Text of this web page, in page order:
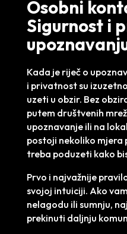
Osobni
Sigurnost i
Kada je riječ o
i privatnost su
uzeti u obzir. Bez
putem društvenih
upoznavanje ili na
postoji nekoliko
treba poduzeti kako
Prvo i najvažnije
svojoj intuiciji. Ako
nelagodu ili sumnju,
prekinuti daljnju